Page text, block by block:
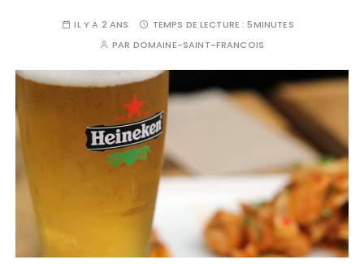
IL Y A 2 ANS TEMPS DE LECTURE :5MINUTES
PAR DOMAINE-SAINT-FRANCOIS